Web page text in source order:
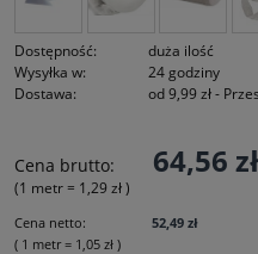
Dostępność:
duża ilość
Wysyłka w:
24 godziny
Dostawa:
od 9,99 zł-
Cena nie zawiera
Cena brutto: 64,56 zł
(1 metr= 1,29 zł)
Cena netto:
52,49 zł
( 1 metr= 1,05 zł )